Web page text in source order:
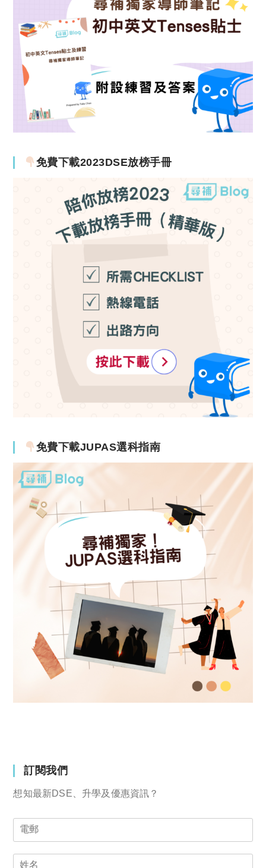
免費下載2023DSE放榜手冊
免費下載JUPAS選科指南
訂閱我們
想知最新DSE、升學及優惠資訊？